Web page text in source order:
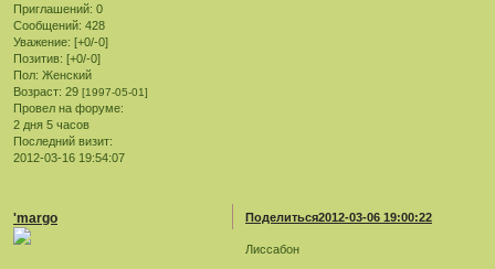
Приглашений: 0
Сообщений: 428
Уважение: [+0/-0]
Позитив: [+0/-0]
Пол: Женский
Возраст: 29 [1997-05-01]
Провел на форуме:
2 дня 5 часов
Последний визит:
2012-03-16 19:54:07
Поделиться2012-03-06 19:00:22
'margo
Лиссабон